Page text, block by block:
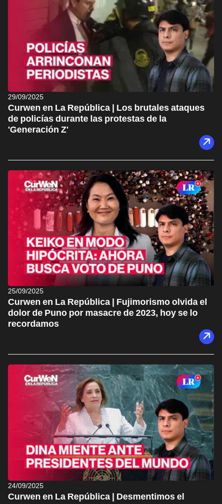
29/09/2025
Curwen en La República | Los brutales ataques
de policías durante las protestas de la
'Generación Z'
25/09/2025
Curwen en La República | Fujimorismo olvida el
dolor de Puno por masacre de 2023, hoy se lo
recordamos
24/09/2025
Curwen en La República | Desmentimos el